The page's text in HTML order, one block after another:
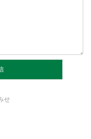
せ